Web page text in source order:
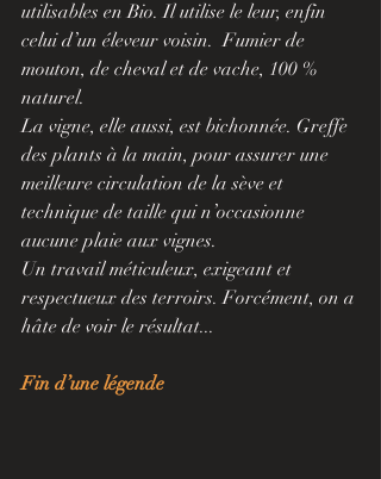
utilisables en Bio. Il utilise le leur, enfin
celui d’un éleveur voisin.  Fumier de
mouton, de cheval et de vache, 100 %
naturel.
La vigne, elle aussi, est bichonnée. Greffe
des plants à la main, pour assurer une
meilleure circulation de la sève et
technique de taille qui n’occasionne
aucune plaie aux vignes.
Un travail méticuleux, exigeant et
respectueux des terroirs. Forcément, on a
hâte de voir le résultat...
Fin d’une légende